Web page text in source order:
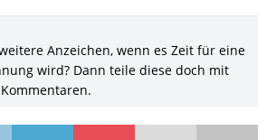
Anzeichen, wenn es Zeit für eine
wird? Dann teile diese doch mit